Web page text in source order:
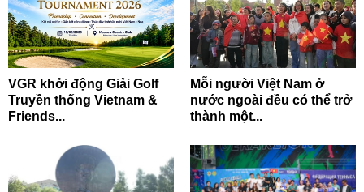
VGR khởi động Giải Golf
Truyền thống Vietnam &
Friends...
Mỗi người Việt Nam ở
nước ngoài đều có thể trở
thành một...